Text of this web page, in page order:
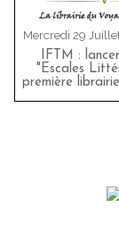
Mercredi 29
IFTM :
"Escales
première